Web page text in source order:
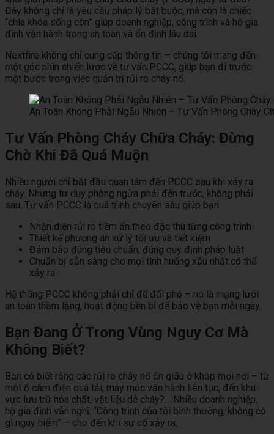
Đây không chỉ là yêu cầu pháp lý bắt buộc, mà còn là chiếc
“chìa khóa sống còn” giúp doanh nghiệp, công trình và hộ gia
đình vận hành trong an toàn và ổn định lâu dài.
Nextfire không chỉ cung cấp thông tin – chúng tôi mang đến
một góc nhìn chiến lược về tư vấn PCCC, giúp bạn đi trước
một bước trong việc quản trị rủi ro cháy nổ.
An Toàn Không Phải Ngẫu Nhiên – Tư Vấn Phòng Cháy
Tư Vấn Phòng Cháy Chữa Cháy: Đừng
Chờ Khi Đã Quá Muộn
Nhiều người chỉ bắt đầu quan tâm đến PCCC sau khi xảy ra
cháy. Nhưng tư duy phòng ngừa phải đến trước, không phải
sau. Tư vấn PCCC là quá trình chuyên sâu giúp bạn:
Nhận diện rủi ro tiềm ẩn theo đặc thù từng công trình
Thiết kế phương án xử lý tối ưu và tiết kiệm
Đảm bảo đúng tiêu chuẩn, đúng quy định pháp luật
Chuẩn bị sẵn sàng cho mọi tình huống xấu nhất có thể
xảy ra
Hệ thống PCCC không phải chỉ để đối phó – nó là mạng lưới
an toàn thầm lặng, hoạt động bền bỉ để bảo vệ bạn mỗi ngày.
Bạn Đang Ở Trong Vùng Nguy Cơ Mà
Không Biết?
Bạn có biết rằng các rủi ro cháy nổ ẩn giấu ở khắp mọi nơi – từ
một ổ cắm điện quá tải, máy móc vận hành liên tục, đến khu
vực lưu trữ hóa chất, vật liệu dễ cháy?… Nhiều doanh nghiệp,
hộ gia đình vẫn nghĩ: “Công trình của tôi bình thường, không có
gì nguy hiểm” – cho đến khi sự cố xảy ra.